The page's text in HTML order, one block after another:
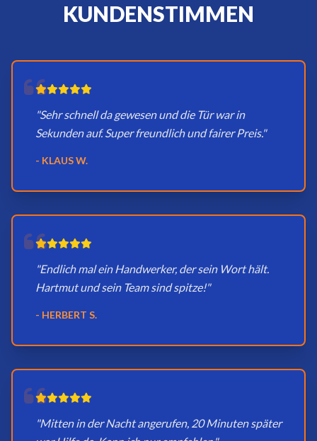
KUNDENSTIMMEN
"Sehr schnell da gewesen und die Tür war in
Sekunden auf. Super freundlich und fairer Preis."
- KLAUS W.
"Endlich mal ein Handwerker, der sein Wort hält.
Hartmut und sein Team sind spitze!"
- HERBERT S.
"Mitten in der Nacht angerufen, 20 Minuten später